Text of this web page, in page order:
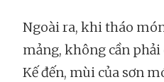
Ngoài ra, khi tháo
mảng, không cần
Kế đến, mùi của sơn